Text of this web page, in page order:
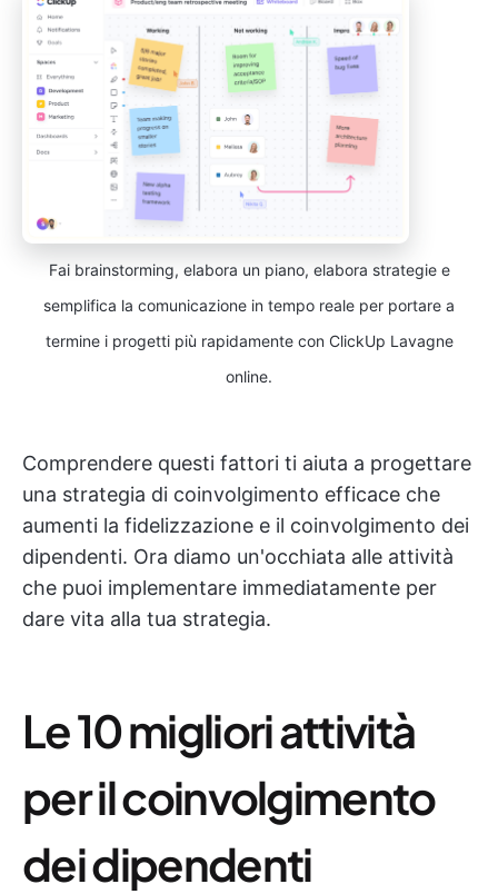
Fai brainstorming, elabora un piano, elabora strategie e
semplifica la comunicazione in tempo reale per portare a
termine i progetti più rapidamente con ClickUp Lavagne
online.
Comprendere questi fattori ti aiuta a progettare
una strategia di coinvolgimento efficace che
aumenti la fidelizzazione e il coinvolgimento dei
dipendenti. Ora diamo un'occhiata alle attività
che puoi implementare immediatamente per
dare vita alla tua strategia.
Le 10 migliori attività
per il coinvolgimento
dei dipendenti